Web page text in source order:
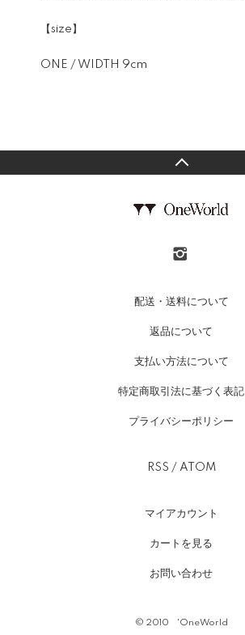
【size】
ONE / WIDTH 9cm
配送・送料について
返品について
支払い方法について
特定商取引法に基づく表記
プライバシーポリシー
RSS / ATOM
マイアカウント
カートを見る
お問い合わせ
©︎ 2010 'OneWorld